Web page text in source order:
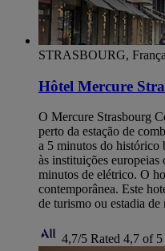
STRASBOURG, França
Hôtel Mercure
O Mercure Strasbourg
perto da estação de
a 5 minutos do histórico
às instituições europeias
minutos de elétrico. O
contemporânea. Este
de turismo ou estadia
4,7/5 Rated 4,7 of 5